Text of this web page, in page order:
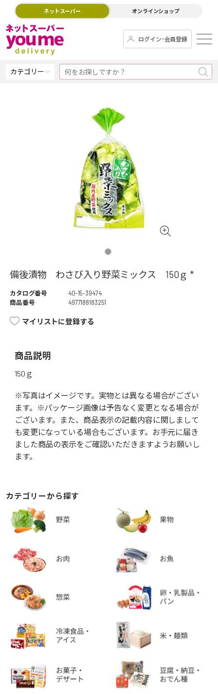
ネットスーパー オンラインショップ
ログイン･会員登録
カテゴリー
備後漬物 わさび入り野菜ミックス 150ｇ *
カタログ番号
40-15-39474
商品番号
4977188183251
マイリストに登録する
商品説明
150ｇ
※写真はイメージです。実物とは異なる場合がござい
ます。※パッケージ画像は予告なく変更となる場合が
ございます。また、商品表示の記載内容に関しまして
も変更になっている場合もございます。お手元に届き
ました商品の表示をご確認いただきますようお願いし
ます。
カテゴリーから探す